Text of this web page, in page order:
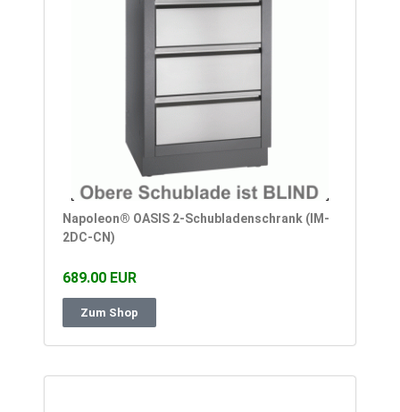
Napoleon® OASIS 2-Schubladenschrank (IM-
2DC-CN)
689.00 EUR
Zum Shop